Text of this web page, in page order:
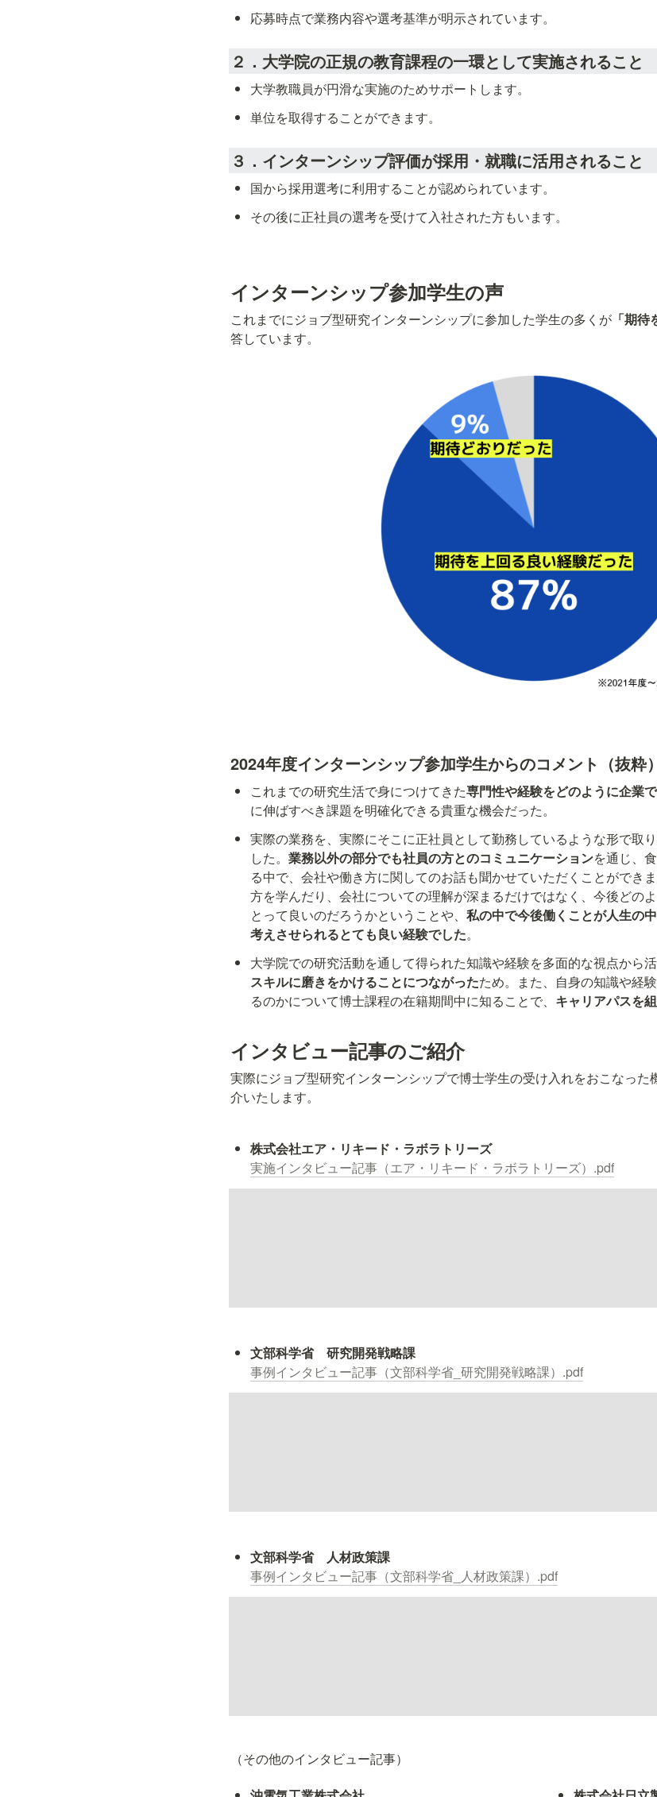
応募時点で業務内容や選考基準が明示されています。
２．大学院の正規の教育課程の一環として実施されること
大学教職員が円滑な実施のためサポートします。
単位を取得することができます。
３．インターンシップ評価が採用・就職に活用されること
国から採用選考に利用することが認められています。
その後に正社員の選考を受けて入社された方もいます。
インターンシップ参加学生の声
これまでにジョブ型研究インターンシップに参加した学生の多くが 「期
答しています。
2024年度インターンシップ参加学生からのコメント（抜粋）
これまでの研究生活で身につけてきた専門性や経験をどのように企業
に伸ばすべき課題を明確化できる貴重な機会だった。
実際の業務を、実際にそこに正社員として勤務しているような形で取
した。業務以外の部分でも社員の方とのコミュニケーションを通じ、
る中で、会社や働き方に関してのお話も聞かせていただくことができ
方を学んだり、会社についての理解が深まるだけではなく、今後どの
とって良いのだろうかということや、私の中で今後働くことが人生の
考えさせられるとても良い経験でした。
大学院での研究活動を通して得られた知識や経験を多面的な視点から
スキルに磨きをかけることにつながったため。また、自身の知識や経
るのかについて博士課程の在籍期間中に知ることで、 キャリアパスを
インタビュー記事のご紹介
実際にジョブ型研究インターンシップで博士学生の受け入れをおこなった
介いたします。
株式会社エア・リキード・ラボラトリーズ
実施インタビュー記事（エア・リキード・ラボラトリーズ）.pdf
文部科学省　研究開発戦略課
事例インタビュー記事（文部科学省_研究開発戦略課）.pdf
文部科学省　人材政策課
事例インタビュー記事（文部科学省_人材政策課）.pdf
（その他のインタビュー記事）